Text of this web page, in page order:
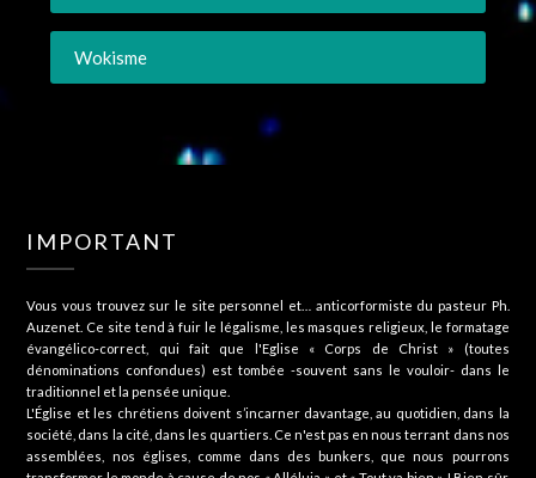
Wokisme
IMPORTANT
Vous vous trouvez sur le site personnel et… anticorformiste du pasteur Ph.
Auzenet. Ce site tend à fuir le légalisme, les masques religieux, le formatage
évangélico-correct, qui fait que l'Eglise « Corps de Christ » (toutes
dénominations confondues) est tombée -souvent sans le vouloir- dans le
traditionnel et la pensée unique.
L'Église et les chrétiens doivent s’incarner davantage, au quotidien, dans la
société, dans la cité, dans les quartiers. Ce n'est pas en nous terrant dans nos
assemblées, nos églises, comme dans des bunkers, que nous pourrons